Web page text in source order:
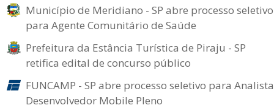
Município de Meridiano - SP abre processo seletivo
para Agente Comunitário de Saúde
Prefeitura da Estância Turística de Piraju - SP
retifica edital de concurso público
FUNCAMP - SP abre processo seletivo para Analista
Desenvolvedor Mobile Pleno